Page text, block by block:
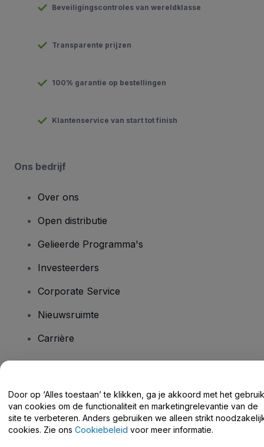
Beveiligingscontroles van wereldklasse
Transparente prijzen
100% garantie op bestellingen
Klantenservice van start tot finish
Ons bedrijf
Over ons
Open distributie
Gelieerde Programma's
Investeerders
Corporate Service
Nieuwsruimte
Carrière
Helpcentrum / Neem Contact Met Ons Op
Door op ‘Alles toestaan’ te klikken, ga je akkoord met het gebruik
van cookies om de functionaliteit en marketingrelevantie van de
site te verbeteren. Anders gebruiken we alleen strikt
cookies. Zie ons Cookiebeleid voor meer informatie.